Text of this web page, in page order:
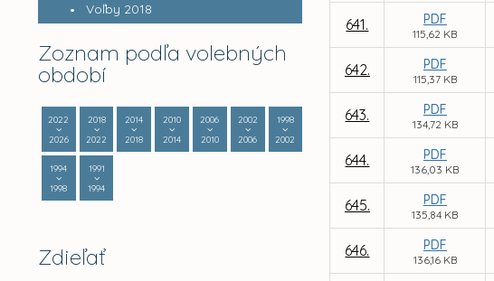
Voľby 2018
Zoznam podľa volebných
období
2022
2026
2018
2022
2014
2018
2010
2014
2006
2010
2002
2006
1998
2002
1994
1998
1991
1994
Zdieľať
641. PDF
115,62 KB
642. PDF
115,37 KB
643. PDF
134,72 KB
644. PDF
136,03 KB
645. PDF
135,84 KB
646. PDF
136,16 KB